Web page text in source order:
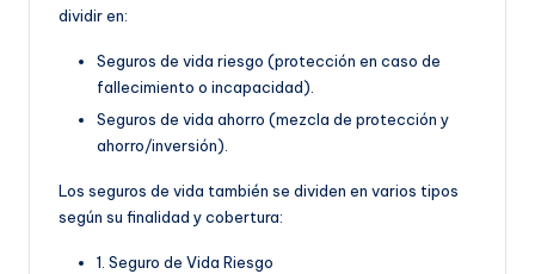
dividir en:
Seguros de vida riesgo (protección en caso de
fallecimiento o incapacidad).
Seguros de vida ahorro (mezcla de protección y
ahorro/inversión).
Los seguros de vida también se dividen en varios tipos
según su finalidad y cobertura:
1. Seguro de Vida Riesgo